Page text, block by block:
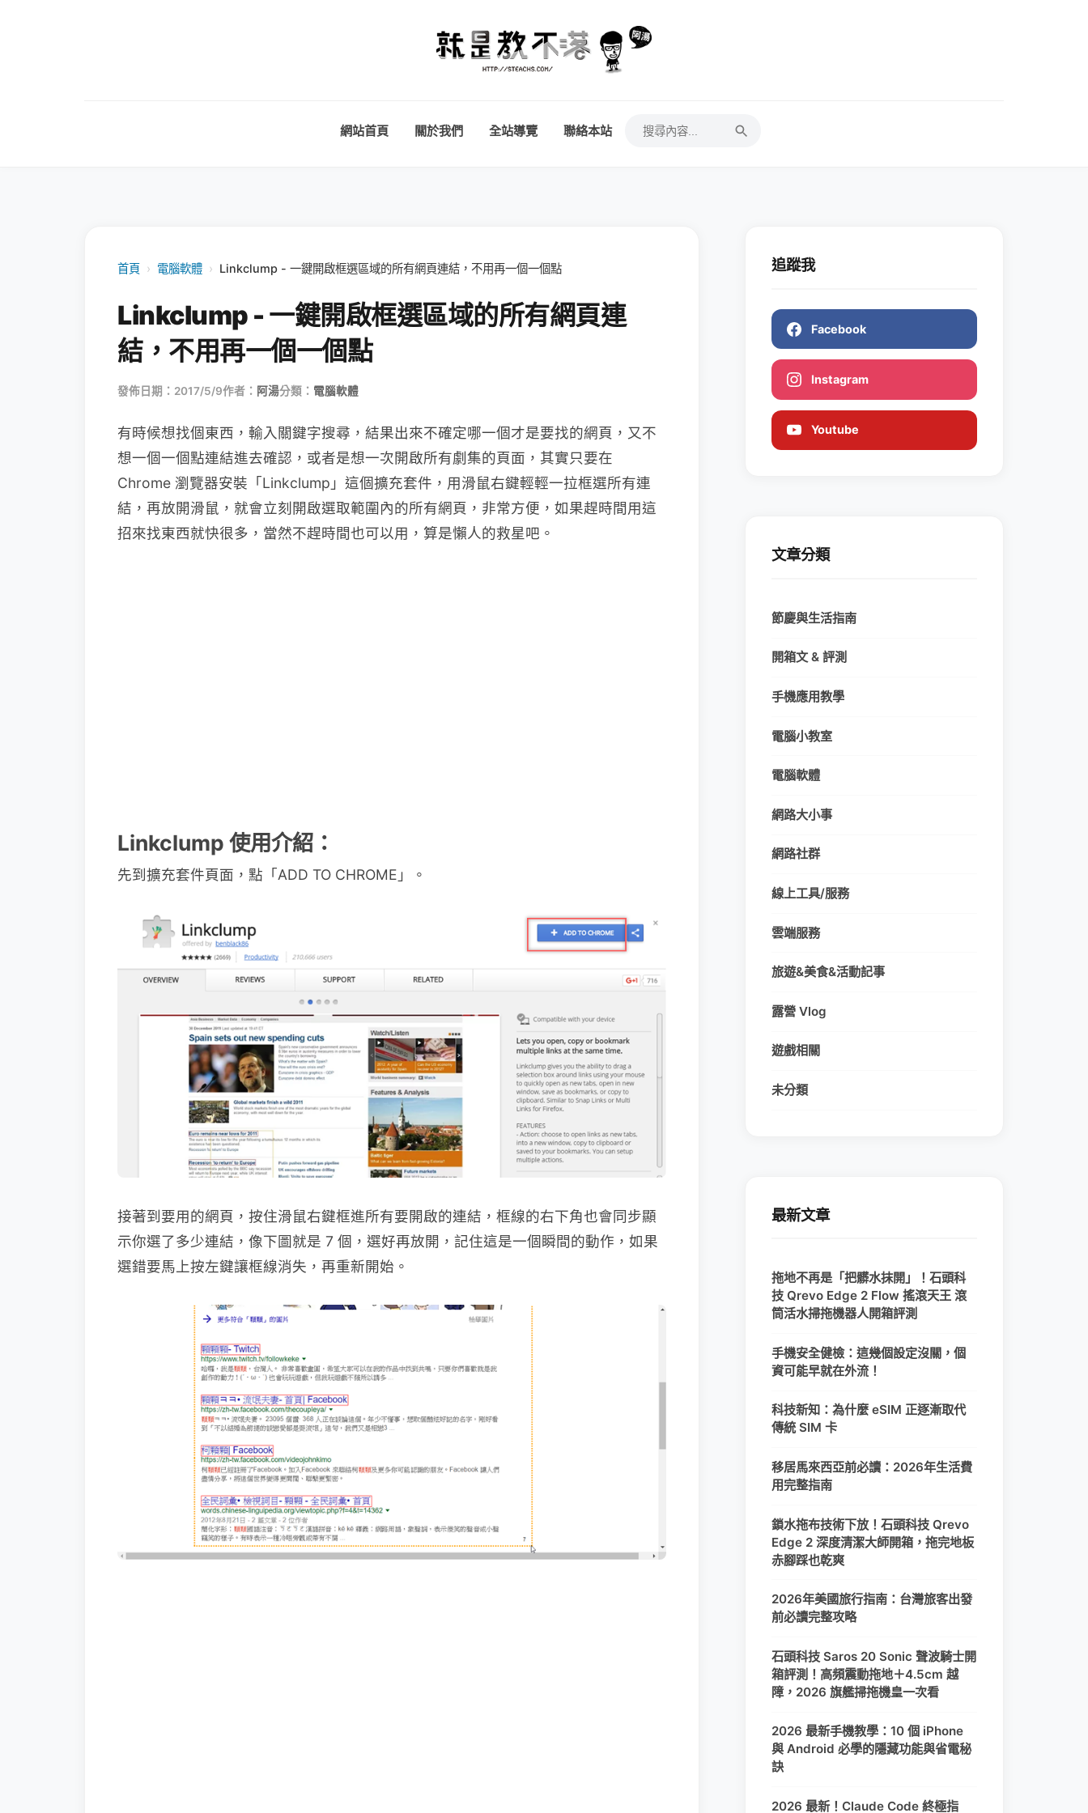
網站首頁 關於我們 全站導覽 聯絡本站
首頁 › 電腦軟體 › Linkclump - 一鍵開啟框選區域的所有網頁連結，不用再一個一個點
Linkclump - 一鍵開啟框選區域的所有網頁連
結，不用再一個一個點
發佈日期：2017/5/9作者： 阿湯分類： 電腦軟體
有時候想找個東西，輸入關鍵字搜尋，結果出來不確定哪一個才是要找的網頁，又不
想一個一個點連結進去確認，或者是想一次開啟所有劇集的頁面，其實只要在
Chrome 瀏覽器安裝「Linkclump」這個擴充套件，用滑鼠右鍵輕輕一拉框選所有連
結，再放開滑鼠，就會立刻開啟選取範圍內的所有網頁，非常方便，如果趕時間用這
招來找東西就快很多，當然不趕時間也可以用，算是懶人的救星吧。
Linkclump 使用介紹：
先到擴充套件頁面，點「ADD TO CHROME」。
接著到要用的網頁，按住滑鼠右鍵框進所有要開啟的連結，框線的右下角也會同步顯
示你選了多少連結，像下圖就是 7 個，選好再放開，記住這是一個瞬間的動作，如果
選錯要馬上按左鍵讓框線消失，再重新開始。
追蹤我
Facebook
Instagram
Youtube
文章分類
節慶與生活指南
開箱文 & 評測
手機應用教學
電腦小教室
電腦軟體
網路大小事
網路社群
線上工具/服務
雲端服務
旅遊&美食&活動記事
露營 Vlog
遊戲相關
未分類
最新文章
拖地不再是「把髒水抹開」！石頭科
技 Qrevo Edge 2 Flow 搖滾天王 滾
筒活水掃拖機器人開箱評測
手機安全健檢：這幾個設定沒關，個
資可能早就在外流！
科技新知：為什麼 eSIM 正逐漸取代
傳統 SIM 卡
移居馬來西亞前必讀：2026年生活費
用完整指南
鎖水拖布技術下放！石頭科技 Qrevo
Edge 2 深度清潔大師開箱，拖完地板
赤腳踩也乾爽
2026年美國旅行指南：台灣旅客出發
前必讀完整攻略
石頭科技 Saros 20 Sonic 聲波騎士開
箱評測！高頻震動拖地＋4.5cm 越
障，2026 旗艦掃拖機皇一次看
2026 最新手機教學：10 個 iPhone
與 Android 必學的隱藏功能與省電秘
訣
2026 最新！Claude Code 終極指